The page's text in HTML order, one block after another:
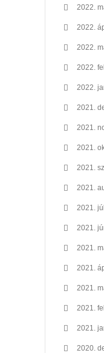
2022.
2022.
2022.
2022.
2022.
2021.
2021.
2021.
2021.
2021.
2021.
2021.
2021.
2021.
2021.
2021.
2021.
2020.